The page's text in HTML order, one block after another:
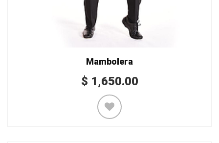
Mambolera
$ 1,650.00